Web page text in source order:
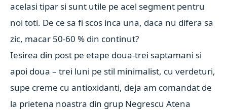
acelasi tipar si sunt utile pe acel segment pentru
noi toti. De ce sa fi scos inca una, daca nu difera sa
zic, macar 50-60 % din continut?
Iesirea din post pe etape doua-trei saptamani si
apoi doua – trei luni pe stil minimalist, cu verdeturi,
supe creme cu antioxidanti, deja am comandat de
la prietena noastra din grup Negrescu Atena